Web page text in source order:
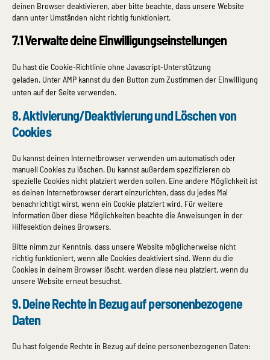
deinen Browser deaktivieren, aber bitte beachte, dass unsere Website
dann unter Umständen nicht richtig funktioniert.
7.1 Verwalte deine Einwilligungseinstellungen
Du hast die Cookie-Richtlinie ohne Javascript-Unterstützung
geladen. Unter AMP kannst du den Button zum Zustimmen der Einwilligung
unten auf der Seite verwenden.
8. Aktivierung/Deaktivierung und Löschen von
Cookies
Du kannst deinen Internetbrowser verwenden um automatisch oder
manuell Cookies zu löschen. Du kannst außerdem spezifizieren ob
spezielle Cookies nicht platziert werden sollen. Eine andere Möglichkeit ist
es deinen Internetbrowser derart einzurichten, dass du jedes Mal
benachrichtigt wirst, wenn ein Cookie platziert wird. Für weitere
Information über diese Möglichkeiten beachte die Anweisungen in der
Hilfesektion deines Browsers.
Bitte nimm zur Kenntnis, dass unsere Website möglicherweise nicht
richtig funktioniert, wenn alle Cookies deaktiviert sind. Wenn du die
Cookies in deinem Browser löscht, werden diese neu platziert, wenn du
unsere Website erneut besuchst.
9. Deine Rechte in Bezug auf personenbezogene
Daten
Du hast folgende Rechte in Bezug auf deine personenbezogenen Daten: